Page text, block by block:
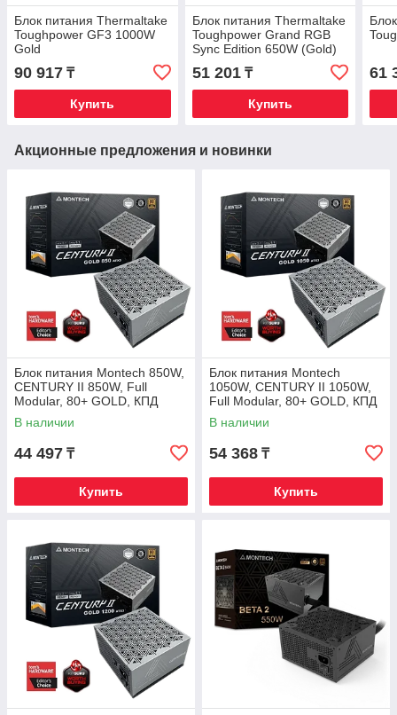
Блок питания Thermaltake
Toughpower GF3 1000W
Gold
90 917 ₸
Купить
Блок питания Thermaltake
Toughpower Grand RGB
Sync Edition 650W (Gold)
51 201₸
Купить
61
Акционные предложения и новинки
Блок питания Montech 850W,
CENTURY II 850W, Full
Modular, 80+ GOLD, КПД
90%, Fan 135mm, Серебро
В наличии
44 497 ₸
Купить
Блок питания Montech
1050W, CENTURY II 1050W,
Full Modular, 80+ GOLD, КПД
90%, Fan 135mm, Серебро
В наличии
54 368 ₸
Купить